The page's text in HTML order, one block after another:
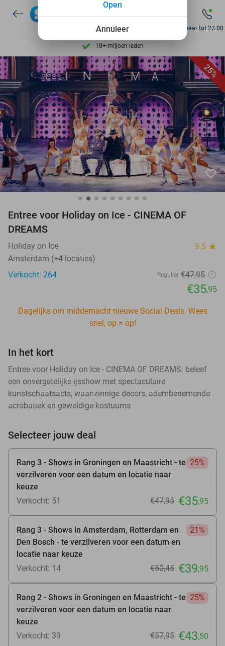
Ontdek 15.000+ deals
7 dagen per week beschikbaar
10+ miljoen leden
9,4 op basis van205.983 reviews
Ontdek 15.000+ deals
7 dagen per week beschikbaar
10+ miljoen leden
Bereikbaar tot 23:00
25%
favorite_border
Entree voor Holiday on Ice - CINEMA OF
DREAMS
Holiday on Ice 9.5 star
Amsterdam (+4 locaties)
Verkocht: 264
Regulier €47,95
€35,95
Dagelijks om middernacht nieuwe Social Deals. Wees
snel, op = op!
In het kort
Entree voor Holiday on Ice - CINEMA OF DREAMS: beleef
een onvergetelijke ijsshow met spectaculaire
kunstschaatsacts, waanzinnige decors, adembenemende
acrobatiek en geweldige kostuums
Selecteer jouw deal
Rang 3 - Shows in Groningen en Maastricht - te
verzilveren voor een datum en locatie naar
keuze
25%
Verkocht: 51 €47,95 €35,95
Rang 3 - Shows in Amsterdam, Rotterdam en
Den Bosch - te verzilveren voor een datum en
locatie naar keuze
21%
Verkocht: 14 €50,45 €39,95
Rang 2 - Shows in Groningen en Maastricht - te
verzilveren voor een datum en locatie naar
keuze
25%
Verkocht: 39 €57,95 €43,50
Annuleer
Open